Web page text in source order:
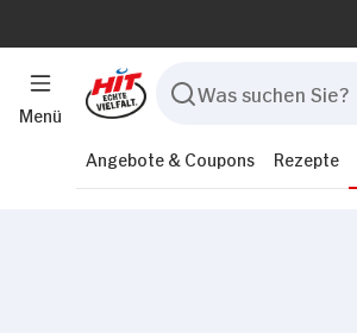
Menü
Angebote & Coupons Rezepte